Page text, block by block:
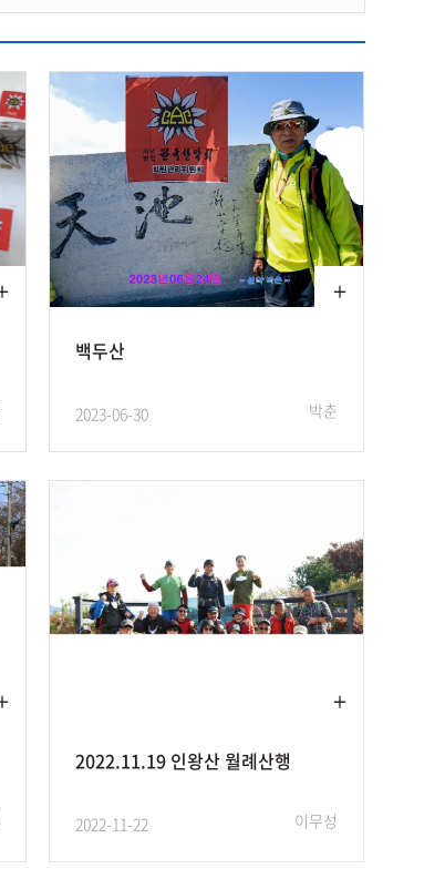
백두산
2023-06-30 박춘
2022.11.19 인왕산 월례산행
2022-11-22 이무성